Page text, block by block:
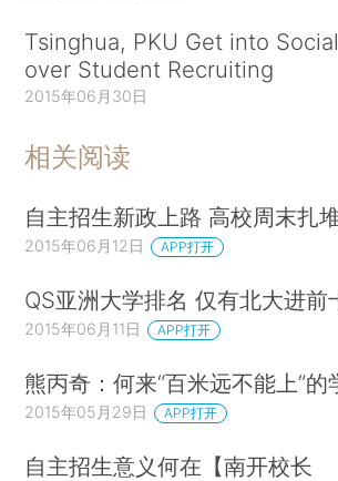
Tsinghua, PKU Get into
over Student Recruiting
2015年06月30日
相关阅读
自主招生新政上路 高校周末扎
2015年06月12日 APP打开
QS亚洲大学排名 仅有北大进前
2015年06月11日 APP打开
熊丙奇：何来“百米远不能上”的
2015年05月29日 APP打开
自主招生意义何在【南开校长